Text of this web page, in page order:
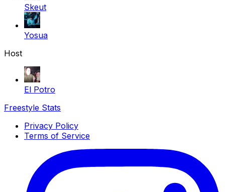
Skeut
Yosua
Host
El Potro
Freestyle Stats
Privacy Policy
Terms of Service